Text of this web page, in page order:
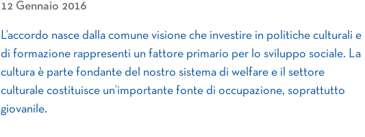
12 Gennaio 2016
L’accordo nasce dalla comune visione che investire in politiche culturali e
di formazione rappresenti un fattore primario per lo sviluppo sociale. La
cultura è parte fondante del nostro sistema di welfare e il settore
culturale costituisce un’importante fonte di occupazione, soprattutto
giovanile.